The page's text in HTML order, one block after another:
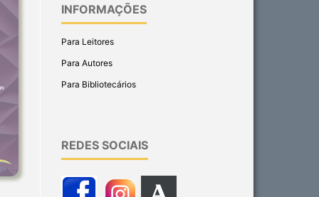
INFORMAÇÕES
Para Leitores
Para Autores
Para Bibliotecários
REDES SOCIAIS